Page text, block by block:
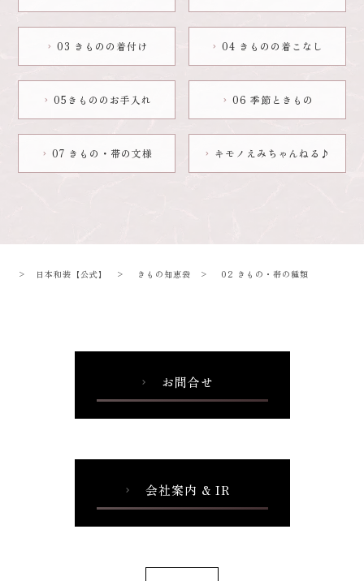
chevron_right 03 きものの着付け chevron_right 04 きものの着こなし
chevron_right 05きもののお手入れ chevron_right 06 季節ときもの
chevron_right 07 きもの・帯の文様 chevron_right キモノえみちゃんねる♪
> 日本和装【公式】 > きもの知恵袋 > 02 きもの・帯の種類
chevron_right お問合せ
chevron_right 会社案内 & IR